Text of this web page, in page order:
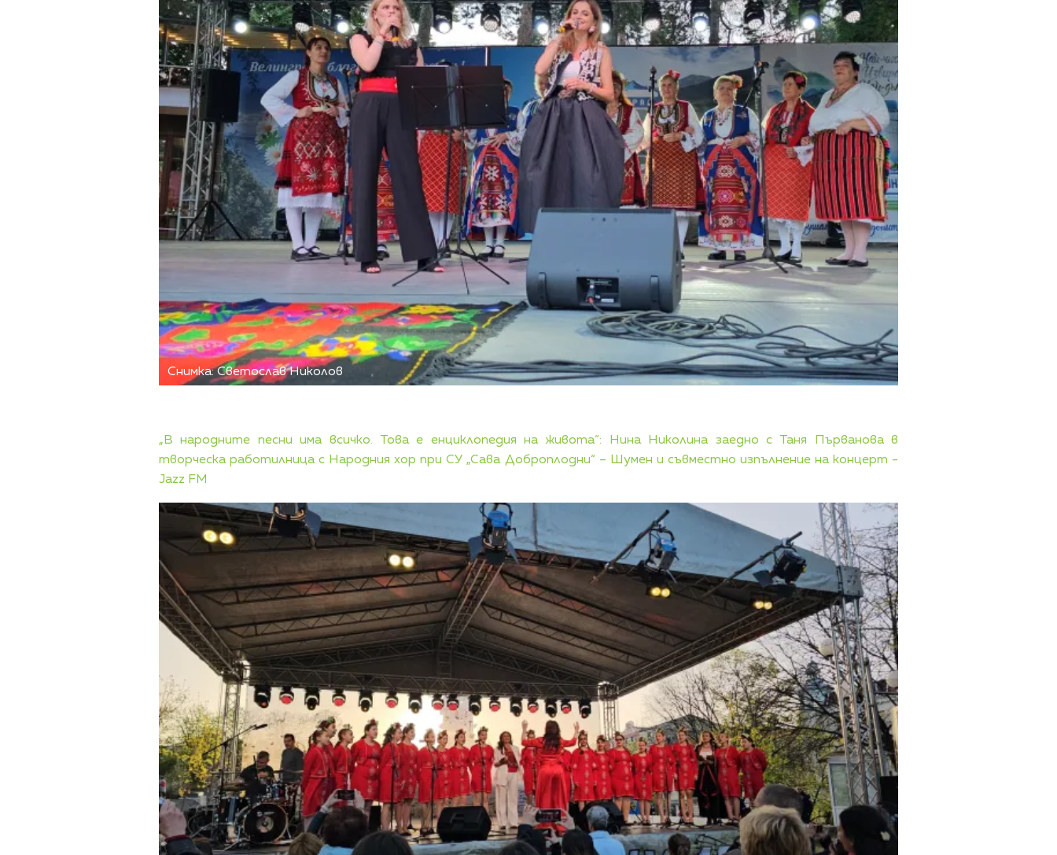
Снимка: Светослав Николов
„В народните песни има всичко. Това е енциклопедия на живота“: Нина Николина заедно с Таня Първанова в
творческа работилница с Народния хор при СУ „Сава Доброплодни“ – Шумен и съвместно изпълнение на концерт -
Jazz FM